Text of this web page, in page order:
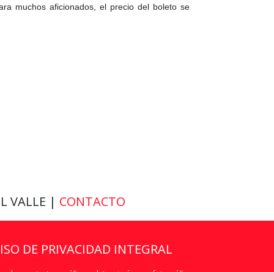
muchos aficionados, el precio del boleto se
VALLE | CONTACTO
DE PRIVACIDAD INTEGRAL